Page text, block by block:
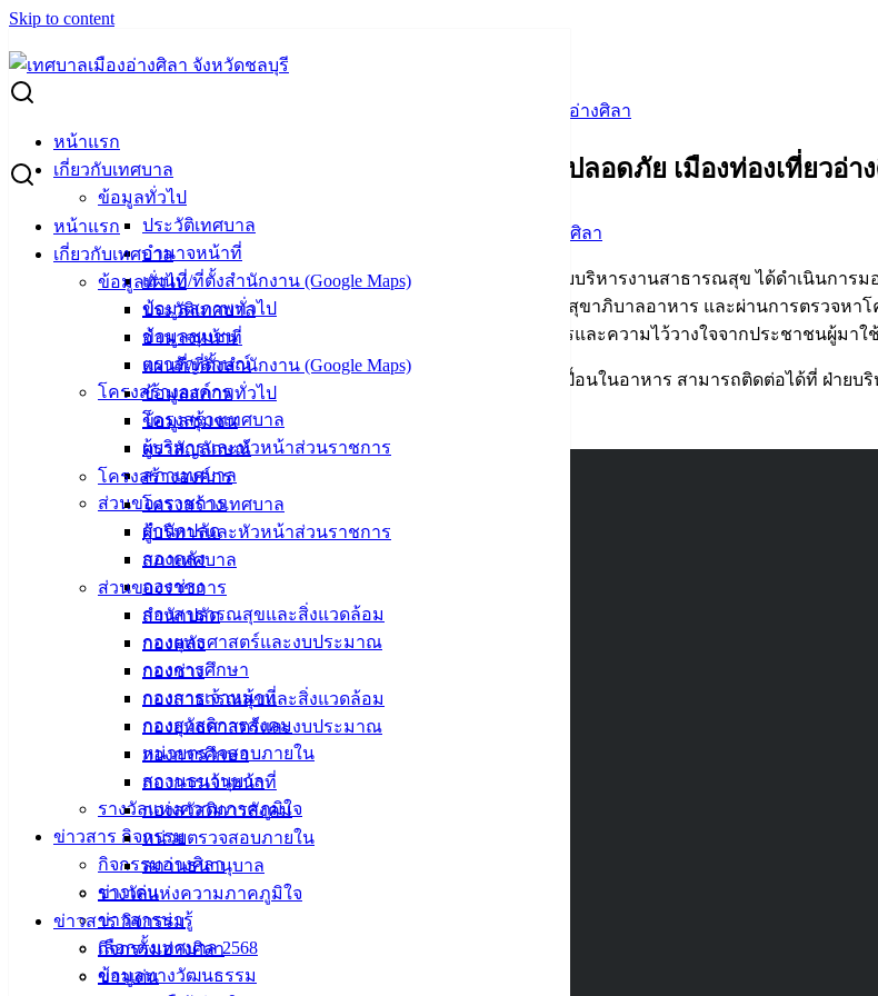
Skip to content
หน้าแรก
เกี่ยวกับเทศบาล
ข้อมูลทั่วไป
ประวัติเทศบาล
อำนาจหน้าที่
แผนที่/ที่ตั้งสำนักงาน (Google Maps)
ข้อมูลสภาพทั่วไป
ข้อมูลชุมชน
ตราสัญลักษณ์
โครงสร้างองค์กร
โครงสร้างเทศบาล
ผู้บริหารและหัวหน้าส่วนราชการ
สภาเทศบาล
ส่วนของราชการ
สำนักปลัด
กองคลัง
กองช่าง
กองสาธารณสุขและสิ่งแวดล้อม
กองยุทธศาสตร์และงบประมาณ
กองการศึกษา
กองการเจ้าหน้าที่
กองสวัสดิการสังคม
หน่วยตรวจสอบภายใน
สถานธนานุบาล
รางวัลแห่งความภาคภูมิใจ
ข่าวสาร กิจกรรม
กิจกรรมอ่างศิลา
ข่าวเด่น
ข่าวสารน่ารู้
เลือกตั้งเทศบาล 2568
ข้อมูลทางวัฒนธรรม
หน้าแรก
เกี่ยวกับเทศบาล
ข้อมูลทั่วไป
ประวัติเทศบาล
อำนาจหน้าที่
แผนที่/ที่ตั้งสำนักงาน (Google Maps)
ข้อมูลสภาพทั่วไป
ข้อมูลชุมชน
ตราสัญลักษณ์
โครงสร้างองค์กร
โครงสร้างเทศบาล
ผู้บริหารและหัวหน้าส่วนราชการ
สภาเทศบาล
ส่วนของราชการ
สำนักปลัด
กองคลัง
กองช่าง
กองสาธารณสุขและสิ่งแวดล้อม
กองยุทธศาสตร์และงบประมาณ
กองการศึกษา
กองการเจ้าหน้าที่
กองสวัสดิการสังคม
หน่วยตรวจสอบภายใน
สถานธนานุบาล
รางวัลแห่งความภาคภูมิใจ
ข่าวสาร กิจกรรม
กิจกรรมอ่างศิลา
ข่าวเด่น
Search for:
การันตีอาหารสะอาด สร้างมาตรฐานอาหารอร่อย ปลอดภัย เมืองท่องเที่ยวอ่างศิลา
การันตีอาหารสะอาด สร้างมาตรฐานอาหารอร่อย ปลอดภัย เมืองท่องเที่ยวอ่า
กุมภาพันธ์ 15, 2024กุมภาพันธ์ 21, 2024 กิจกรรมอ่างศิลา
(15 ก.พ. 67) เทศบาลเมืองอ่างศิลา โดยกองสาธารณสุขและสิ่งแวดล้อม ฝ่ายบริหารงานสาธารณสุข ได้ดำเนินการม
ประกอบการร้านอาหาร ในเขตเทศบาลเมืองอ่างศิลา ที่ผ่านข้อกำหนดด้านสุขาภิบาลอาหาร และผ่านการตรวจหา
น้ำเป็นพาหะนำเชื้อโรคสู่ประชาชน รวมถึงสร้างมาตรฐานในการให้บริการและความไว้วางใจจากประชาชนผู้มา
# สถานประกอบการที่สนใจเข้าร่วมโครงการฯ หรือผู้บริโภคพบปัญหาปนเปื้อนในอาหาร สามารถติดต่อได้ที่ ฝ่ายบ
เทศบาลเมืองอ่างศิลา
สำนักงานเทศบาลเมืองอ่างศิลา 90/338 ม.3
ต.เสม็ด อ.เมือง จ.ชลบุรี 20000
038-142-100-104
บริการประชาชน
ดาวน์โหลดแบบฟอร์ม, เอกสาร
คู่มือสำหรับประชาชน/คู่มือการปฏิบัติงาน
ข่าวสารน่ารู้
ศุนย์ข้อมูลข่าวสารอิเล็กทรอนิกส์
องค์ความรู้ (Knowledge Management)
ติดต่อเทศบาล
สายตรงนายก